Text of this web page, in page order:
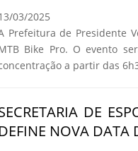
03/2025
Prefeitura de Presidente
Bike Pro. O evento
a partir das
DE
DEFINE NOVA DATA